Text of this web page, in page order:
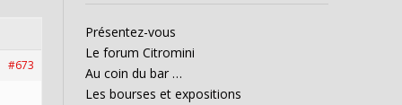
#673
Présentez-vous
Le forum Citromini
Au coin du bar …
Les bourses et expositions